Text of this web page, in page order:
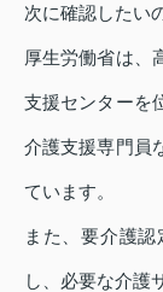
次に確認したい
厚生労働省は、
支援センターを
介護支援専門員
ています。
また、要介護
し、必要な介護